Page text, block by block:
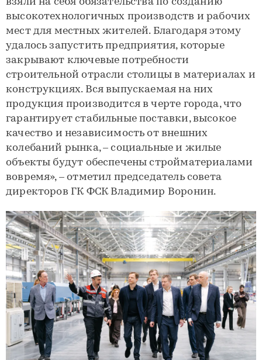
взяли на себя обязательства по созданию
высокотехнологичных производств и рабочих
мест для местных жителей. Благодаря этому
удалось запустить предприятия, которые
закрывают ключевые потребности
строительной отрасли столицы в материалах и
конструкциях. Вся выпускаемая на них
продукция производится в черте города, что
гарантирует стабильные поставки, высокое
качество и независимость от внешних
колебаний рынка, – социальные и жилые
объекты будут обеспечены стройматериалами
вовремя», – отметил председатель совета
директоров ГК ФСК Владимир Воронин.